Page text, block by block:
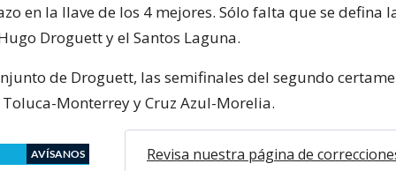
en la llave de los 4 mejores. Sólo falta que se defina
Droguett y el Santos Laguna.
de Droguett, las semifinales del segundo
Monterrey y Cruz Azul-Morelia.
AVÍSANOS Revisa nuestra página de